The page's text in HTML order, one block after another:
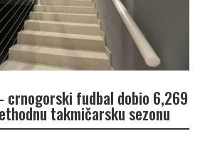
crnogorski fudbal dobio 6,269
takmičarsku sezonu